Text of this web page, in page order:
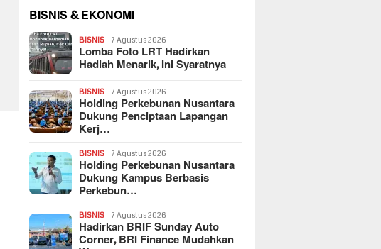
BISNIS & EKONOMI
BISNIS 7 Agustus 2026
Lomba Foto LRT Hadirkan
Hadiah Menarik, Ini Syaratnya
BISNIS 7 Agustus 2026
Holding Perkebunan Nusantara
Dukung Penciptaan Lapangan
Kerj…
BISNIS 7 Agustus 2026
Holding Perkebunan Nusantara
Dukung Kampus Berbasis
Perkebun…
BISNIS 7 Agustus 2026
Hadirkan BRIF Sunday Auto
Corner, BRI Finance Mudahkan